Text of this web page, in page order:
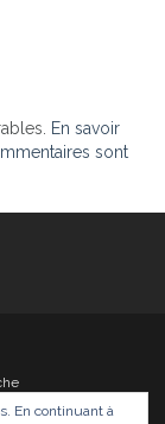
En savoir
sont
En continuant à